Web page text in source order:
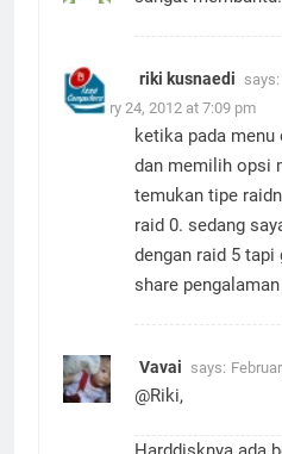
riki kusnaedi
February 24, 2012 at 7:09 pm
ketika pada menu
dan memilih opsi
temukan tipe
raid 0. sedang
dengan raid 5 tapi
Vavai